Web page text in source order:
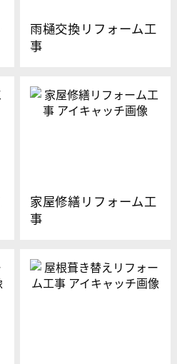
雨樋交換リフォーム工
事
家屋修繕リフォーム工
事